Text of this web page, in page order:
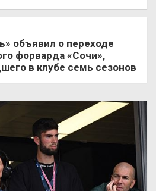
объявил о переходе
форварда «Сочи»,
в клубе семь сезонов